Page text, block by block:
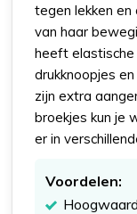
tegen lekken
van haar
heeft elastische
drukknoopjes
zijn extra
broekjes kun je
er in
Voordelen: